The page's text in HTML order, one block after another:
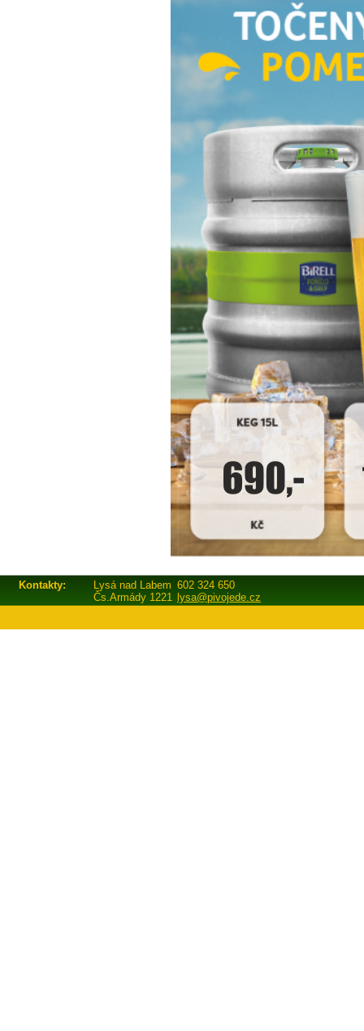
Kontakty: Lysá nad Labem 602 324 650
Čs.Armády 1221 lysa@pivojede.cz